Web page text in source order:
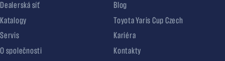
Dealerská síť
Katalogy
Servis
O společnosti
Blog
Toyota Yaris Cup Czech
Kariéra
Kontakty